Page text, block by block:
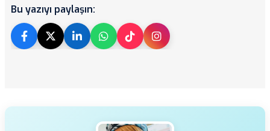
Bu yazıyı paylaşın: